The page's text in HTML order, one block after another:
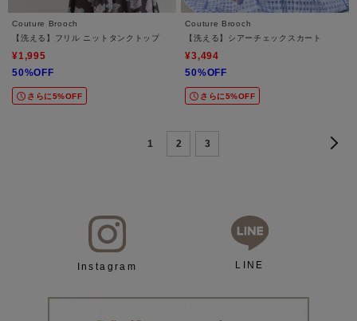
Couture Brooch
【洗える】フリル ニットタンクトップ
¥1,995
50%OFF
さらに5%OFF
Couture Brooch
【洗える】シアーチェックスカート
¥3,494
50%OFF
さらに5%OFF
1 2 3
Instagram LINE